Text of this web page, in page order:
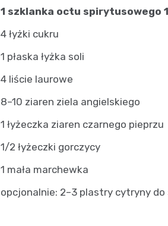
1 szklanka octu spirytusowego
4 łyżki cukru
1 płaska łyżka soli
4 liście laurowe
8–10 ziaren ziela angielskiego
1 łyżeczka ziaren czarnego pieprzu
1/2 łyżeczki gorczycy
1 mała marchewka
opcjonalnie: 2–3 plastry cytryny do